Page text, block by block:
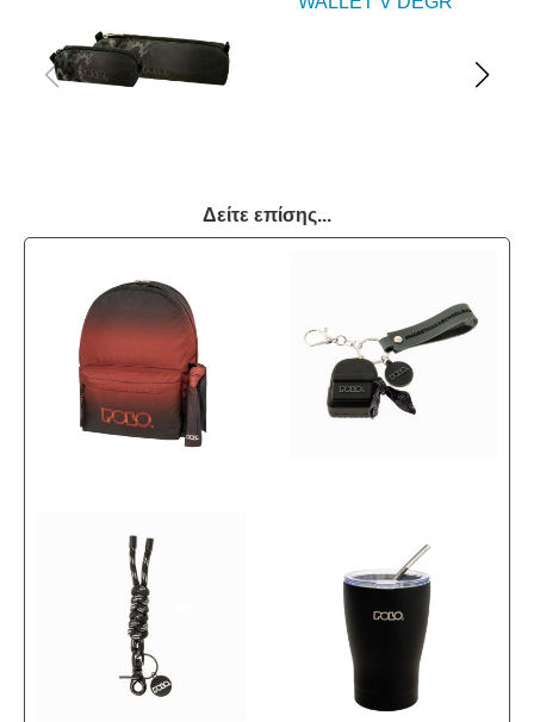
Δείτε επίσης...